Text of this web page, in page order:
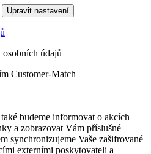
Upravit nastavení
údajů
Customer-Match
budeme informovat o akcích
a zobrazovat Vám příslušné
synchronizujeme Vaše zašifrované
externími poskytovateli a